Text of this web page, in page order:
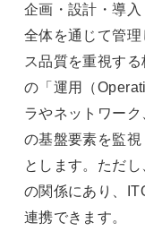
企画・設計・導
全体を通じて管
ス品質を重視す
の「運用（
ラやネットワー
の基盤要素を監
とします。ただ
の関係にあり、
連携できます。